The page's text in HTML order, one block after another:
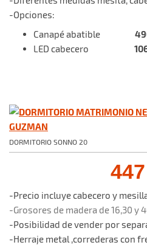
-Opciones:
Canapé abatible
LED cabecero
DORMITORIO SONNO 20
-Precio incluye cabecero y
-Grosores de madera de 16,30 y
-Posibilidad de vender por
-Herraje metal ,correderas con